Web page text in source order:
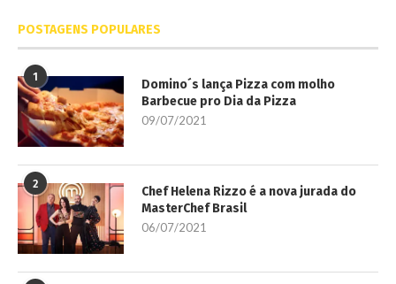
POSTAGENS POPULARES
1
Domino´s lança Pizza com molho
Barbecue pro Dia da Pizza
09/07/2021
2
Chef Helena Rizzo é a nova jurada do
MasterChef Brasil
06/07/2021